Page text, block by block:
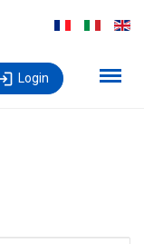
Login